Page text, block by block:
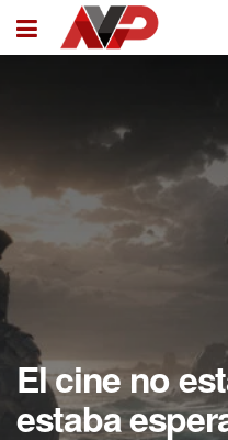
El cine no
estaba